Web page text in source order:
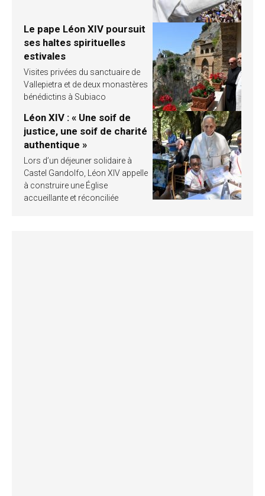
Le pape Léon XIV poursuit
ses haltes spirituelles
estivales
Visites privées du sanctuaire de
Vallepietra et de deux monastères
bénédictins à Subiaco
Léon XIV : « Une soif de
justice, une soif de charité
authentique »
Lors d’un déjeuner solidaire à
Castel Gandolfo, Léon XIV appelle
à construire une Église
accueillante et réconciliée